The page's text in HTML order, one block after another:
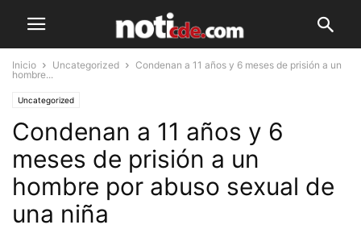
Inicio Uncategorized
Condenan a 11 años y 6 meses de prisión a un
hombre...
Uncategorized
Condenan a 11 años y 6
meses de prisión a un
hombre por abuso sexual de
una niña